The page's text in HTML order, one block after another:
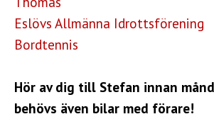
Eslövs Allmänna Idrottsförening
Bordtennis
Hör av dig till Stefan innan
behövs även bilar med förare!